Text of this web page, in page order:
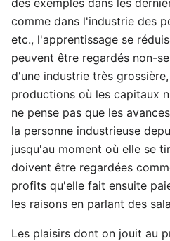
comme dans l'industrie des
etc., l'apprentissage se
peuvent être regardés non-
d'une industrie très
productions où les capitaux
ne pense pas que les
la personne industrieuse
jusqu'au moment où elle se
doivent être regardées
profits qu'elle fait ensuite
les raisons en parlant des
Les plaisirs dont on jouit au